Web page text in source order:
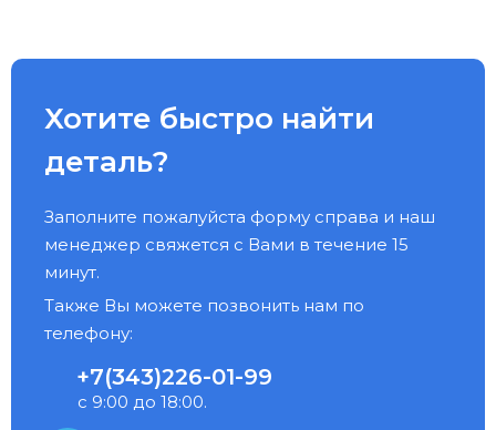
Хотите быстро найти
деталь?
Заполните пожалуйста форму справа и наш
менеджер свяжется с Вами в течение 15
минут.
Также Вы можете позвонить нам по
телефону:
+7(343)226-01-99
с 9:00 до 18:00.